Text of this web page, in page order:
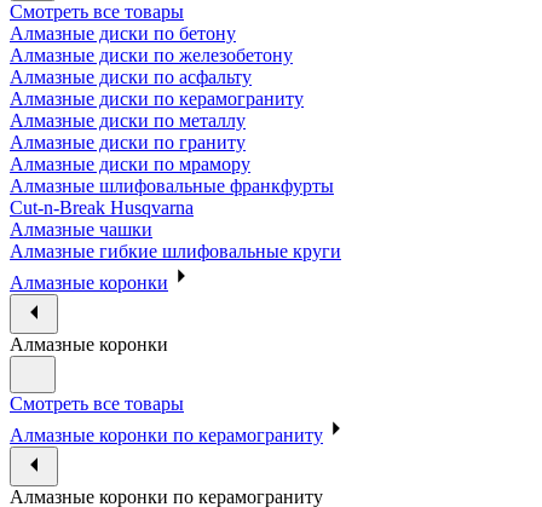
Смотреть все товары
Алмазные диски по бетону
Алмазные диски по железобетону
Алмазные диски по асфальту
Алмазные диски по керамограниту
Алмазные диски по металлу
Алмазные диски по граниту
Алмазные диски по мрамору
Алмазные шлифовальные франкфурты
Cut-n-Break Husqvarna
Алмазные чашки
Алмазные гибкие шлифовальные круги
Алмазные коронки
Алмазные коронки
Смотреть все товары
Алмазные коронки по керамограниту
Алмазные коронки по керамограниту